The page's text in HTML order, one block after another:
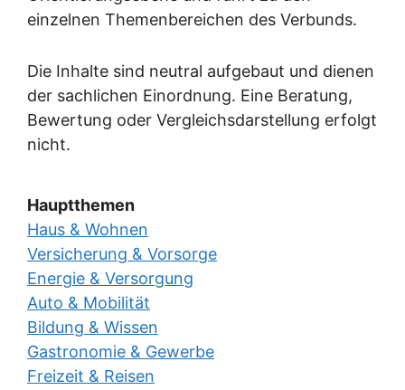
einzelnen Themenbereichen des Verbunds.
Die Inhalte sind neutral aufgebaut und dienen
der sachlichen Einordnung. Eine Beratung,
Bewertung oder Vergleichsdarstellung erfolgt
nicht.
Hauptthemen
Haus & Wohnen
Versicherung & Vorsorge
Energie & Versorgung
Auto & Mobilität
Bildung & Wissen
Gastronomie & Gewerbe
Freizeit & Reisen